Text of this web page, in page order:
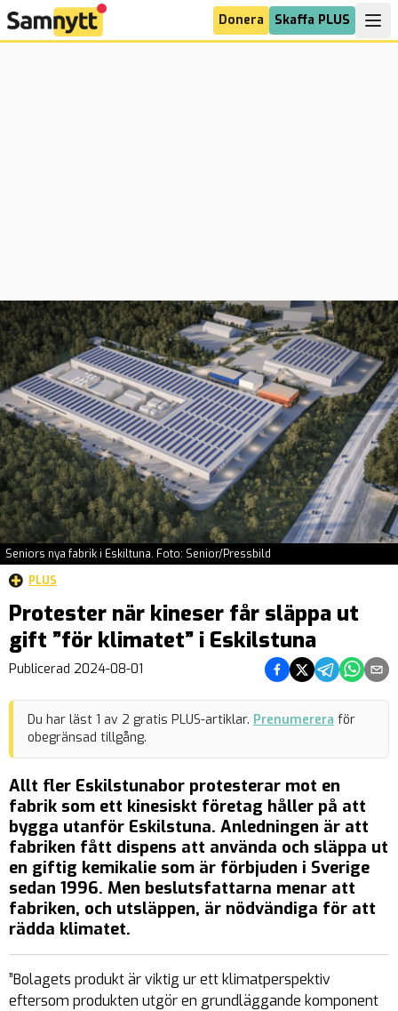
Donera Skaffa PLUS
Seniors nya fabrik i Eskiltuna. Foto: Senior/Pressbild
PLUS
Protester när kineser får släppa ut
gift ”för klimatet” i Eskilstuna
Publicerad 2024-08-01 Dela på Facebook
Dela på Twitter
Dela påDela på
Dela
Du har läst 1 av 2 gratis PLUS-artiklar. Prenumerera för
obegränsad tillgång.
Allt fler Eskilstunabor protesterar mot en
fabrik som ett kinesiskt företag håller på att
bygga utanför Eskilstuna. Anledningen är att
fabriken fått dispens att använda och släppa ut
en giftig kemikalie som är förbjuden i Sverige
sedan 1996. Men beslutsfattarna menar att
fabriken, och utsläppen, är nödvändiga för att
rädda klimatet.
”Bolagets produkt är viktig ur ett klimatperspektiv
eftersom produkten utgör en grundläggande komponent